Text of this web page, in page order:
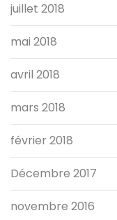
juillet 2018
mai 2018
avril 2018
mars 2018
février 2018
Décembre 2017
novembre 2016